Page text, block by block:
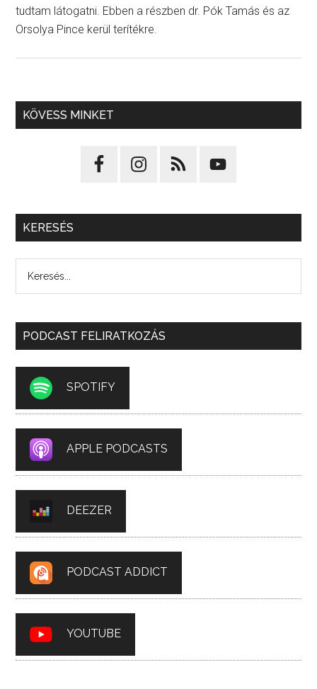
tudtam látogatni. Ebben a részben dr. Pók Tamás és az
Orsolya Pince kerül terítékre.
KÖVESS MINKET
KERESÉS
PODCAST FELIRATKOZÁS
SPOTIFY
APPLE PODCASTS
DEEZER
PODCAST ADDICT
YOUTUBE